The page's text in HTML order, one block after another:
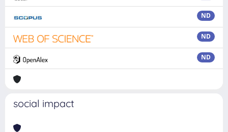
ND
ND
ND
social impact